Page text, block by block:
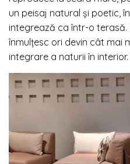
un peisaj natural și poetic,
integrează ca într-o terasă.
înmulțesc ori devin cât mai
integrare a naturii în interior.